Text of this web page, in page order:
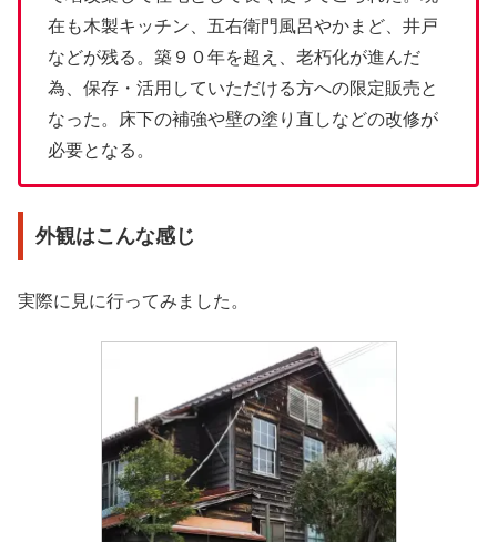
在も木製キッチン、五右衛門風呂やかまど、井戸
などが残る。築９０年を超え、老朽化が進んだ
為、保存・活用していただける方への限定販売と
なった。床下の補強や壁の塗り直しなどの改修が
必要となる。
外観はこんな感じ
実際に見に行ってみました。